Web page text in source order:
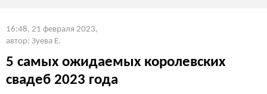
16:48, 21 февраля 2023,
автор: Зуева Е.
5 самых ожидаемых королевских
свадеб 2023 года